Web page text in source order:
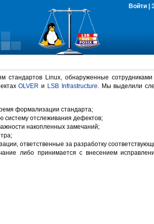
Войти
стандартов Linux, обнаруженные
OLVER и LSB Infrastructure. Мы выделили
формализации стандарта;
систему отслеживания дефектов;
накопленных замечаний;
ответственные за разработку
либо принимается с внесением